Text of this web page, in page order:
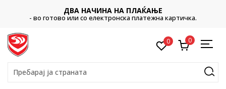
ДВА НАЧИНА НА ПЛАЌАЊЕ
- во готово или со електронска платежна картичка.
0 0
Пребарај ја страната